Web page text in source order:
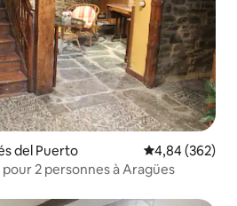
del Puerto Évaluation
4,84 (362)
2 personnes à Aragües